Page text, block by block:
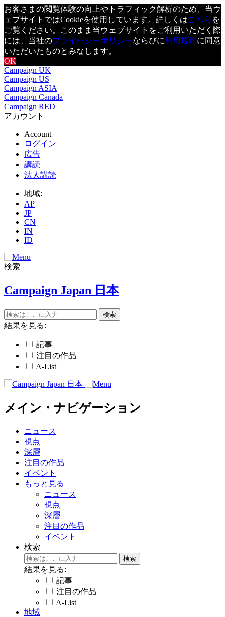
お客さまの閲覧体験の向上やトラフィック解析のため、当ウ
ェブサイトではCookieを使用しています。詳しくはこちら を
ご覧ください。このまま当ウェブサイトをご利用いただく際
には、当社のプライバシーポリシーならびに利用規約に同意
いただいたものとみなします。
OK
Campaign UK
Campaign US
Campaign ASIA
Campaign Canada
Campaign RED
アカウント
Account
ログイン
広告
講読
法人講読
地域:
AP
JP
CN
IN
ID
検索
Campaign Japan 日本
結果を見る:
記事
注目の作品
A-List
メイン・ナビゲーション
ニュース
視点
深層
注目の作品
イベント
もっと見る
ニュース
視点
深層
注目の作品
イベント
検索
結果を見る:
記事
注目の作品
A-List
地域